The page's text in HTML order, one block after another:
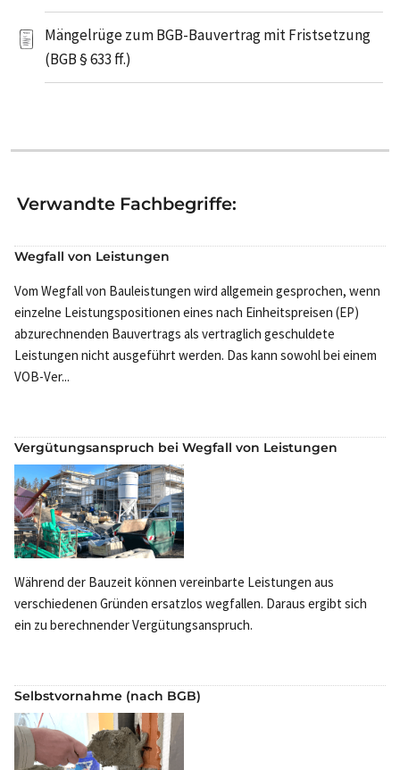
Mängelrüge zum BGB-Bauvertrag mit Fristsetzung
(BGB § 633 ff.)
Verwandte Fachbegriffe:
Wegfall von Leistungen
Vom Wegfall von Bauleistungen wird allgemein gesprochen, wenn
einzelne Leistungspositionen eines nach Einheitspreisen (EP)
abzurechnenden Bauvertrags als vertraglich geschuldete
Leistungen nicht ausgeführt werden. Das kann sowohl bei einem
VOB-Ver...
Vergütungsanspruch bei Wegfall von Leistungen
Während der Bauzeit können vereinbarte Leistungen aus
verschiedenen Gründen ersatzlos wegfallen. Daraus ergibt sich
ein zu berechnender Vergütungsanspruch.
Selbstvornahme (nach BGB)